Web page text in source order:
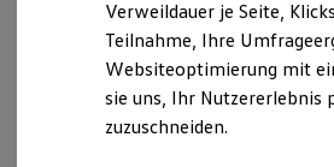
Geschäftskunden
Professional Class
Großkunden
Behörden
Direktkunden
Sonderfahrzeuge
Anpfiff zum Gewinn
Greif GmbH ( Impressum & Rechtliches)
Verweildauer je Seite,
Teilnahme, Ihre
Websiteoptimierung mit
sie uns, Ihr Nutzererlebnis
zuzuschneiden.